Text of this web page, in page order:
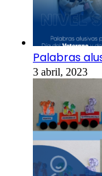
Palabras
3 abril, 2023